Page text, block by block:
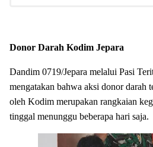
Donor Darah Kodim Jepara
Dandim 0719/Jepara melalui Pasi
mengatakan bahwa aksi donor darah
oleh Kodim merupakan rangkaian
tinggal menunggu beberapa hari saja.